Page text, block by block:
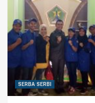
SERBA SERBI